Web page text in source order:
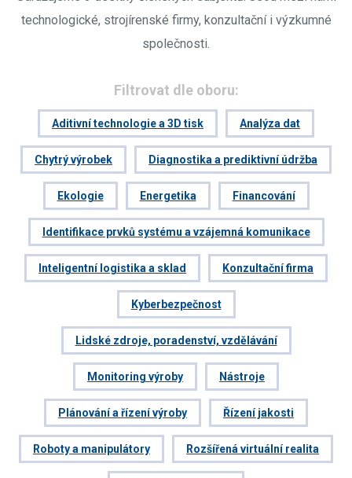
technologické, strojírenské firmy, konzultační i výzkumné
společnosti.
Filtrovat dle oboru:
Aditivní technologie a 3D tisk Analýza dat
Chytrý výrobek Diagnostika a prediktivní údržba
Ekologie Energetika Financování
Identifikace prvků systému a vzájemná komunikace
Inteligentní logistika a sklad Konzultační firma
Kyberbezpečnost
Lidské zdroje, poradenství, vzdělávání
Monitoring výroby Nástroje
Plánování a řízení výroby Řízení jakosti
Roboty a manipulátory Rozšířená virtuální realita